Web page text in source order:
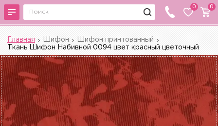
0 0
Главная Шифон
Шифон принтованный
Ткань Шифон Набивной 0094 цвет красный цветочный